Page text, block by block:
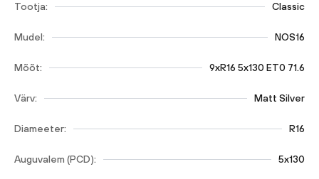
Tootja: Classic
Mudel: NOS16
Mõõt: 9xR16 5x130 ET0 71.6
Värv: Matt Silver
Diameeter: R16
Auguvalem (PCD): 5x130